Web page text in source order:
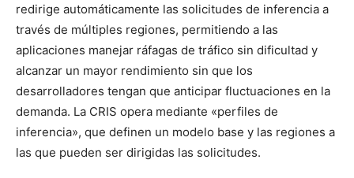
redirige automáticamente las solicitudes de inferencia a
través de múltiples regiones, permitiendo a las
aplicaciones manejar ráfagas de tráfico sin dificultad y
alcanzar un mayor rendimiento sin que los
desarrolladores tengan que anticipar fluctuaciones en la
demanda. La CRIS opera mediante «perfiles de
inferencia», que definen un modelo base y las regiones a
las que pueden ser dirigidas las solicitudes.